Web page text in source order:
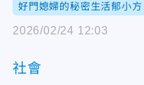
好門媳婦的秘密生活郁小方
2026/02/24 12:03
社會